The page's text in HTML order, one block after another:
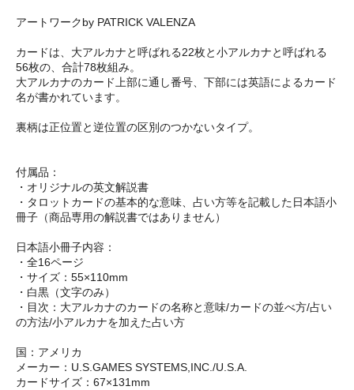
アートワークby PATRICK VALENZA
カードは、大アルカナと呼ばれる22枚と小アルカナと呼ばれる
56枚の、合計78枚組み。
大アルカナのカード上部に通し番号、下部には英語によるカード
名が書かれています。
裏柄は正位置と逆位置の区別のつかないタイプ。
付属品：
・オリジナルの英文解説書
・タロットカードの基本的な意味、占い方等を記載した日本語小
冊子（商品専用の解説書ではありません）
日本語小冊子内容：
・全16ページ
・サイズ：55×110mm
・白黒（文字のみ）
・目次：大アルカナのカードの名称と意味/カードの並べ方/占い
の方法/小アルカナを加えた占い方
国：アメリカ
メーカー：U.S.GAMES SYSTEMS,INC./U.S.A.
カードサイズ：67×131mm